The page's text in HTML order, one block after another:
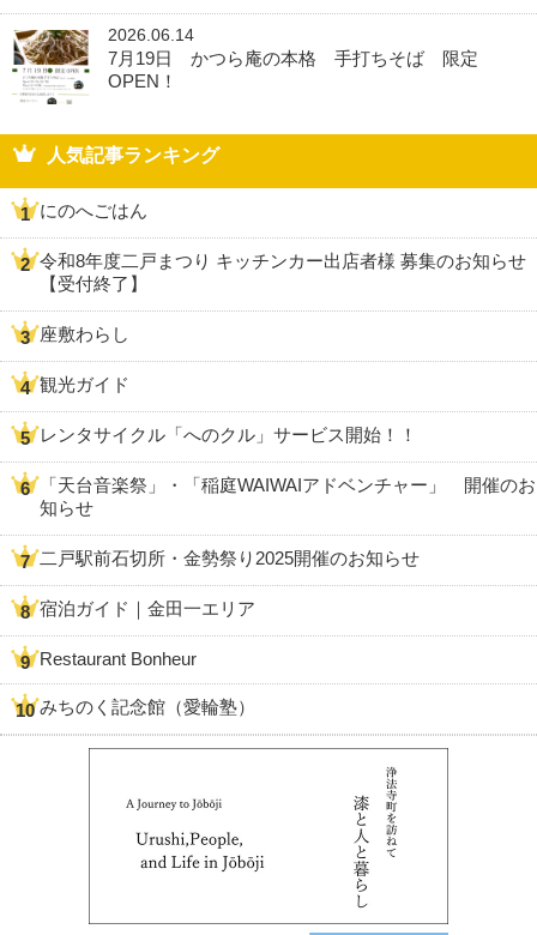
2026.06.14
7月19日 かつら庵の本格 手打ちそば 限定
OPEN！
人気記事ランキング
にのへごはん
令和8年度二戸まつり キッチンカー出店者様 募集のお知らせ
【受付終了】
座敷わらし
観光ガイド
レンタサイクル「へのクル」サービス開始！！
「天台音楽祭」・「稲庭WAIWAIアドベンチャー」 開催のお
知らせ
二戸駅前石切所・金勢祭り2025開催のお知らせ
宿泊ガイド｜金田一エリア
Restaurant Bonheur
みちのく記念館（愛輪塾）